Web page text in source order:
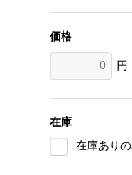
価格
円
在庫
在庫あり